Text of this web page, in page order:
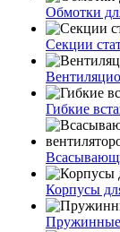
Обмотки
Секции
Гибкие
Корпусы
Пружинные